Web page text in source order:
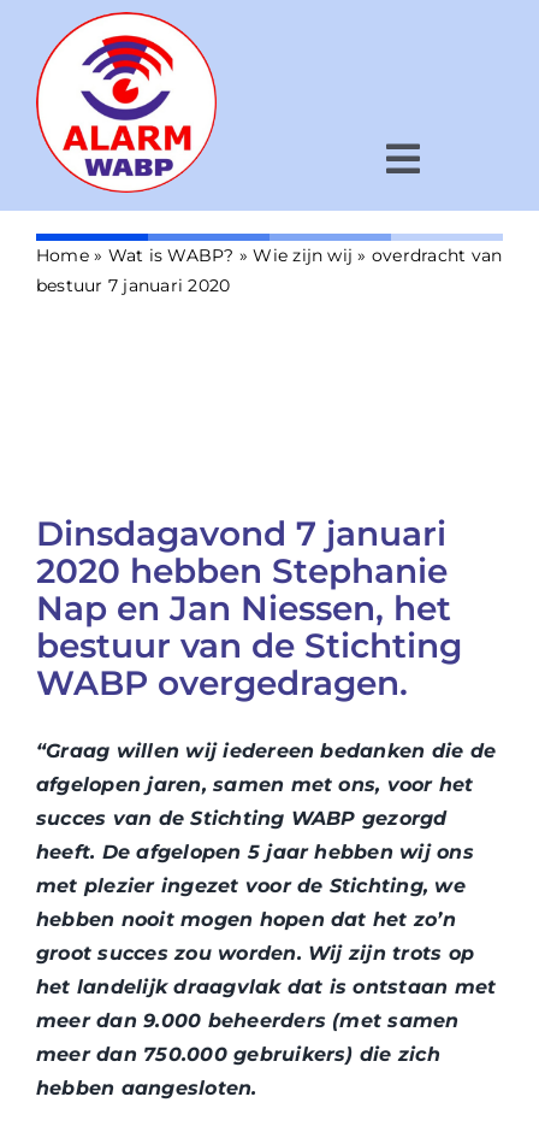
inhoud
Toggle
Hoe werkt het?
WABP Shop
Contact
overdracht van bestuur 7
januari 2020
Home» Wat is WABP? »Wie zijn wij » overdracht van
bestuur 7 januari 2020
Dinsdagavond 7 januari
2020 hebben Stephanie
Nap en Jan Niessen, het
bestuur van de Stichting
WABP overgedragen.
“Graag willen wij iedereen bedanken die de
afgelopen jaren, samen met ons, voor het
succes van de Stichting WABP gezorgd
heeft. De afgelopen 5 jaar hebben wij ons
met plezier ingezet voor de Stichting, we
hebben nooit mogen hopen dat het zo’n
groot succes zou worden. Wij zijn trots op
het landelijk draagvlak dat is ontstaan met
meer dan 9.000 beheerders (met samen
meer dan 750.000 gebruikers) die zich
hebben aangesloten.